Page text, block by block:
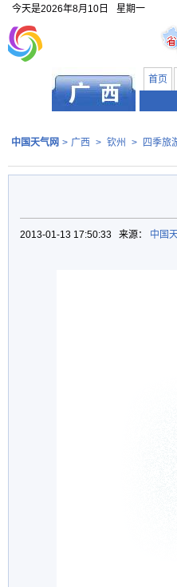
今天是2026年8月10日
星期一
首页
中国天气网 > 广西 > 钦州 > 四季旅
2013-01-13 17:50:33 来源： 中国